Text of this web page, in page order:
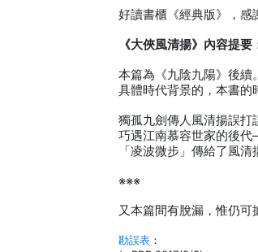
好讀書櫃《經典版》，感
《大俠風清揚》內容提要
本篇為《九陰九陽》後
具體時代背景的，本書的
獨孤九劍傳人風清揚誤打
巧遇江南慕容世家的後
「凌波微步」傳給了風
※※※
又本篇間有脫漏，惟仍可
勘誤表 ：